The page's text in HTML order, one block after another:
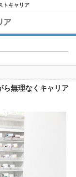
トキャリア
ら無理なくキャリア